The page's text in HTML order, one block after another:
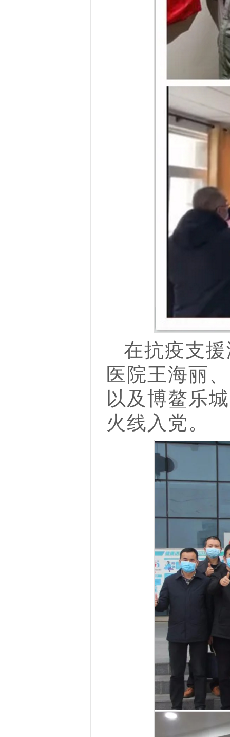
在抗疫支
医院王海丽
以及博鳌乐
火线入党。